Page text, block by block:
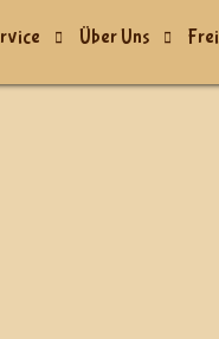
Über Uns